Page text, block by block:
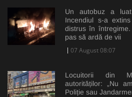
Un autobuz a
Incendiul s-a
distrus în
pas să ardă de vii
07 August 08:07
Locuitorii din
autorităților: „Nu
Poliție sau